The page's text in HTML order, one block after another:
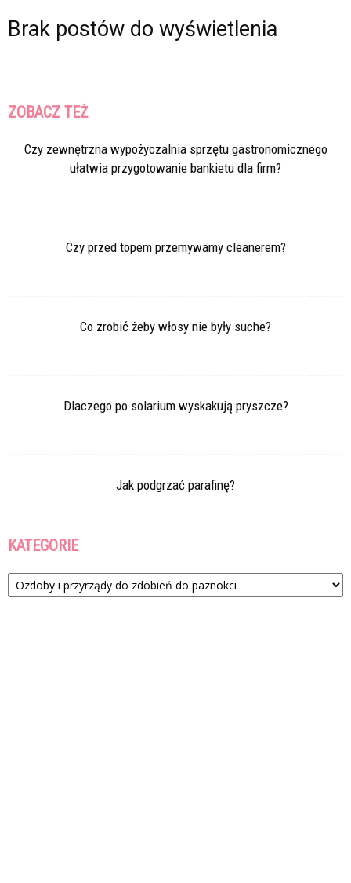
Brak postów do wyświetlenia
ZOBACZ TEŻ
Czy zewnętrzna wypożyczalnia sprzętu gastronomicznego
ułatwia przygotowanie bankietu dla firm?
Czy przed topem przemywamy cleanerem?
Co zrobić żeby włosy nie były suche?
Dlaczego po solarium wyskakują pryszcze?
Jak podgrzać parafinę?
KATEGORIE
Kategorie